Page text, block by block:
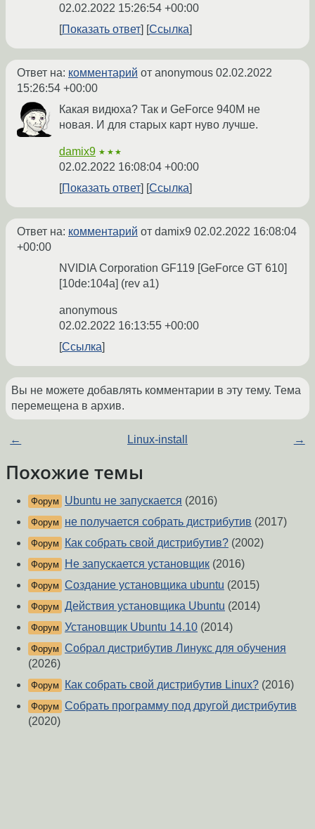
02.02.2022 15:26:54 +00:00
Показать ответ
Ссылка
Ответ на: комментарий от anonymous 02.02.2022
15:26:54 +00:00
Какая видюха? Так и GeForce 940M не
новая. И для старых карт нуво лучше.
damix9 ★★★
02.02.2022 16:08:04 +00:00
Показать ответ
Ссылка
Ответ на: комментарий от damix9 02.02.2022 16:08:04
+00:00
NVIDIA Corporation GF119 [GeForce GT 610]
[10de:104a] (rev a1)
anonymous
02.02.2022 16:13:55 +00:00
Ссылка
Вы не можете добавлять комментарии в эту тему. Тема
перемещена в архив.
← Linux-install →
Похожие темы
Форум Ubuntu не запускается (2016)
Форум не получается собрать дистрибутив (2017)
Форум Как собрать свой дистрибутив? (2002)
Форум Не запускается установщик (2016)
Форум Создание установщика ubuntu (2015)
Форум Действия установщика Ubuntu (2014)
Форум Установщик Ubuntu 14.10 (2014)
Форум Собрал дистрибутив Линукс для обучения
(2026)
Форум Как собрать свой дистрибутив Linux? (2016)
Форум Собрать программу под другой дистрибутив
(2020)